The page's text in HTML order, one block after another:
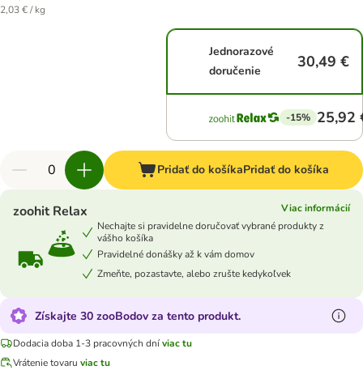
2,03 € / kg
Jednorazové
doručenie
30,49 €
-15% 25,92
Pridať do košíkaPridať do košíka
zoohit Relax
Viac informácií
Nechajte si pravidelne doručovať vybrané produkty z
vášho košíka
Pravidelné donášky až k vám domov
Zmeňte, pozastavte, alebo zrušte kedykoľvek
Získajte 30 zooBodov za tento produkt.
Dodacia doba 1-3 pracovných dníviac tu
Vrátenie tovaru viac tu